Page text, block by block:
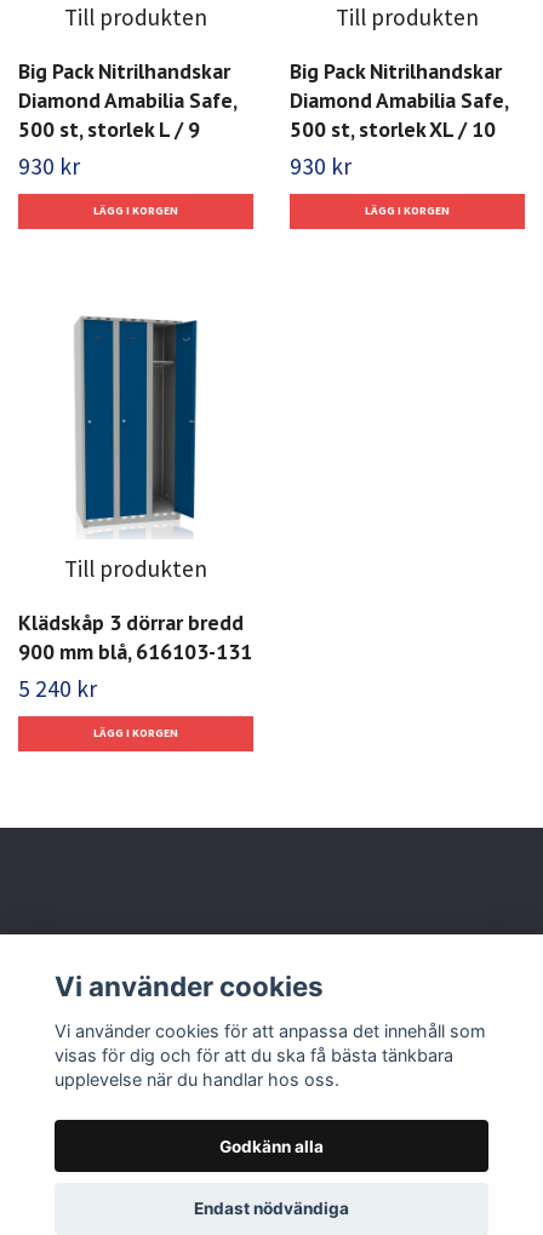
Till produkten
Big Pack Nitrilhandskar
Diamond Amabilia Safe,
500 st, storlek L / 9
930 kr
Till produkten
Big Pack Nitrilhandskar
Diamond Amabilia Safe,
500 st, storlek XL / 10
930 kr
Till produkten
Klädskåp 3 dörrar bredd
900 mm blå, 616103-131
5 240 kr
Läs mer
© 2026 Nolbox AB
Vi använder cookies
Vi använder cookies för att anpassa det innehåll som
visas för dig och för att du ska få bästa tänkbara
upplevelse när du handlar hos oss.
Godkänn alla
Endast nödvändiga